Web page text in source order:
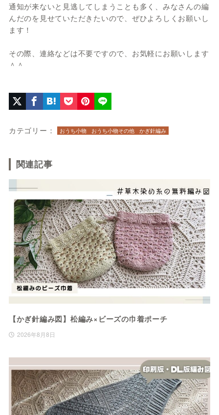
通知が来ないと見逃してしまうことも多く、みなさんの編
んだのを見せていただきたいので、ぜひよろしくお願いし
ます！
その際、連絡などは不要ですので、お気軽にお願いします
＾＾
カテゴリー： おうち小物 おうち小物その他 かぎ針編み
関連記事
【かぎ針編み図】松編み×ビーズの巾着ポーチ
2026年8月8日